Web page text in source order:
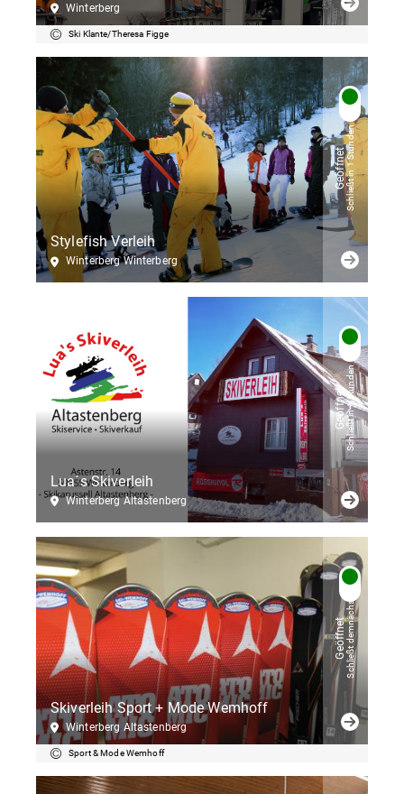
Winterberg
Ski Klante/Theresa Figge
Stylefish Verleih
Winterberg Winterberg
GeöffnetSchließt in 1 Stunden
Lua´s Skiverleih
Winterberg Altastenberg
GeöffnetSchließt in 1 Stunden
Skiverleih Sport + Mode Wemhoff
Winterberg Altastenberg
GeöffnetSchließt demnächst
Sport & Mode Wemhoff